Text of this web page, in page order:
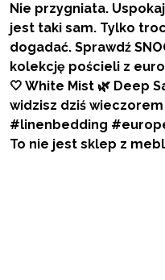
To nie jest sklep z